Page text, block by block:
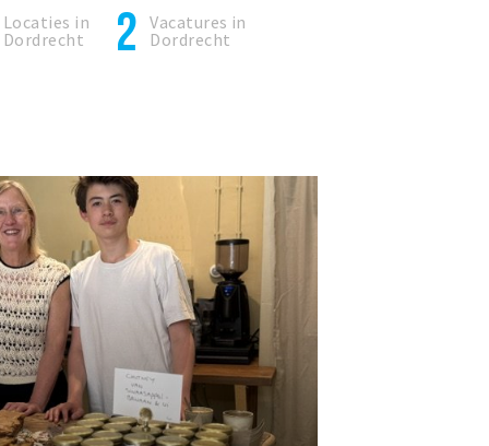
Locaties in
Dordrecht
2
Vacatures in
Dordrecht